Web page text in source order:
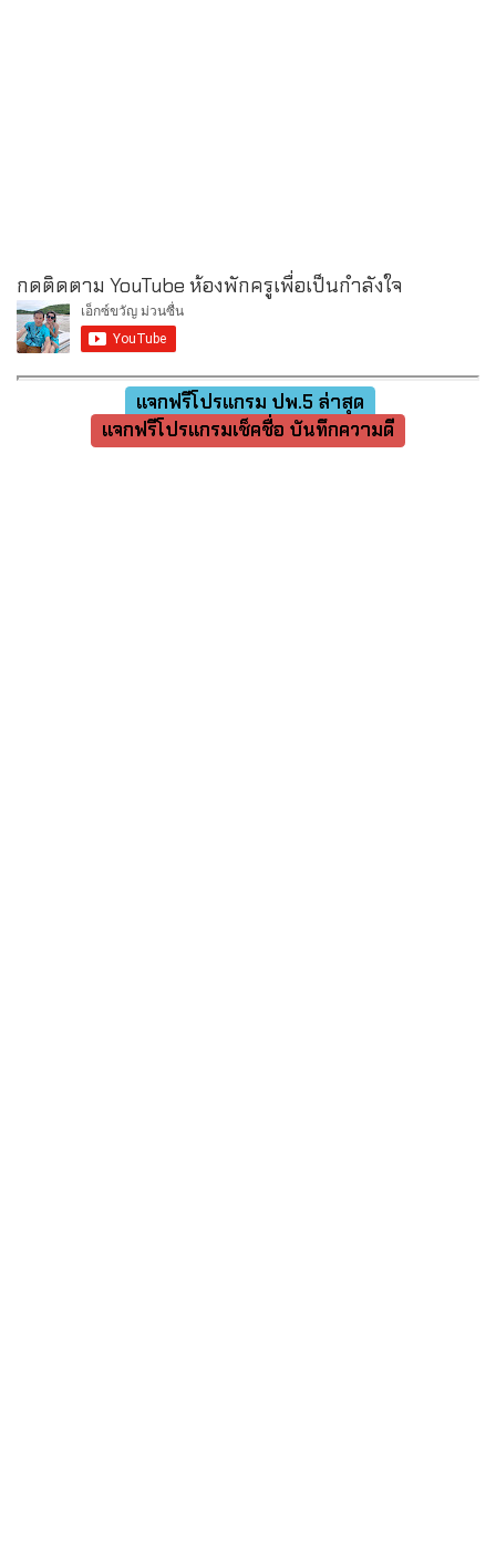
กดติดตาม YouTube ห้องพักครูเพื่อเป็นกำลังใจ
แจกฟรีโปรแกรม ปพ.5 ล่าสุด
แจกฟรีโปรแกรมเช็คชื่อ บันทึกความดี